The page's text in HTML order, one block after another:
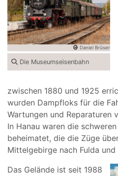
Daniel Brüser
Die Museumseisenbahn
zwischen 1880 und 1925
wurden Dampfloks für die
Wartungen und Reparaturen
In Hanau waren die
beheimatet, die die Züge
Mittelgebirge nach Fulda
Das Gelände ist seit 1988